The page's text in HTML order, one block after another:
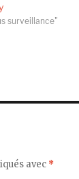
surveillance"
avec *